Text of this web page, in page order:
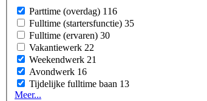
Parttime (overdag) 116
Fulltime (startersfunctie) 35
Fulltime (ervaren) 30
Vakantiewerk 22
Weekendwerk 21
Avondwerk 16
Tijdelijke fulltime baan 13
Meer...